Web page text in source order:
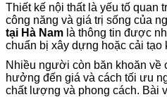
Thiết kế nội thất là yếu tố quan
công năng và giá trị sống của
tại Hà Nam là thông tin được
chuẩn bị xây dựng hoặc cải tạo
Nhiều người còn băn khoăn về
hưởng đến giá và cách tối ưu
chất lượng và phong cách. Bài